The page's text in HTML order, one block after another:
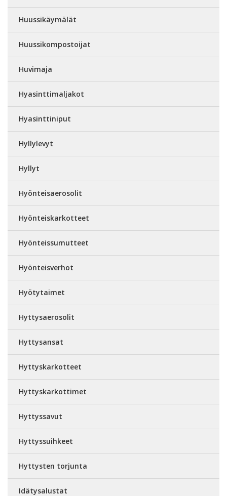
Huussikäymälät
Huussikompostoijat
Huvimaja
Hyasinttimaljakot
Hyasinttiniput
Hyllylevyt
Hyllyt
Hyönteisaerosolit
Hyönteiskarkotteet
Hyönteissumutteet
Hyönteisverhot
Hyötytaimet
Hyttysaerosolit
Hyttysansat
Hyttyskarkotteet
Hyttyskarkottimet
Hyttyssavut
Hyttyssuihkeet
Hyttysten torjunta
Idätysalustat